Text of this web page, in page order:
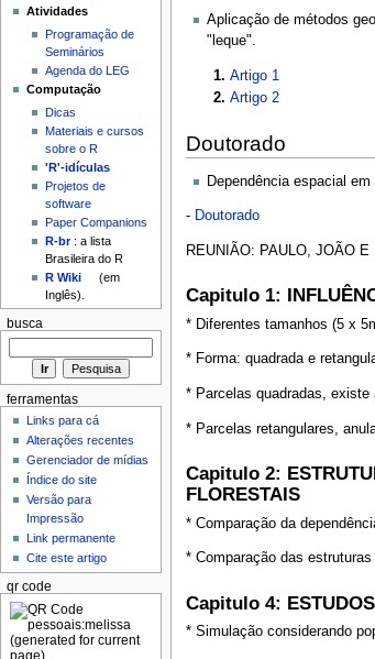
Aplicação de métodos
"leque".
Artigo 1
Artigo 2
Doutorado
Dependência espacial
- Doutorado
REUNIÃO: PAULO, JOÃO E
Capitulo 1:
* Diferentes tamanhos (5 x
* Forma: quadrada e
* Parcelas quadradas,
* Parcelas retangulares,
Capitulo 2:
FLORESTAIS
* Comparação da
* Comparação das
Capitulo 4:
* Simulação considerando
Atividades
Programação de
Seminários
Agenda do LEG
Computação
Dicas
Materiais e cursos
sobre o R
'R'-idículas
Projetos de
software
Paper Companions
R-br: a lista
Brasileira do R
R Wiki
(em
Inglês).
busca
ferramentas
Links para cá
Alterações recentes
Gerenciador de mídias
Índice do site
Versão para
Impressão
Link permanente
Cite este artigo
qr code